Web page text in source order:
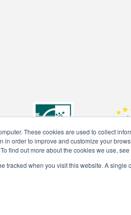
These cookies are used to collect
in order to improve and customize your
find out more about the cookies we use,
tracked when you visit this website. A